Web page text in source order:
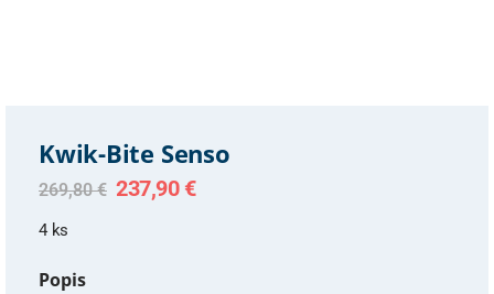
Kwik-Bite Senso
269,80€ Original
price
237,90 €Current
4 ks
Popis